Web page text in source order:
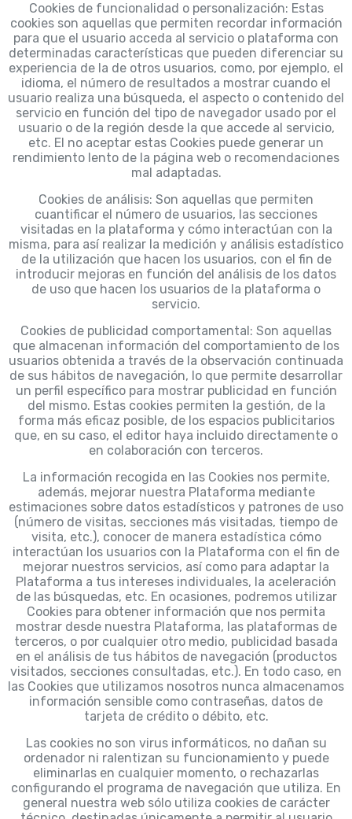
Cookies de funcionalidad o personalización: Estas
cookies son aquellas que permiten recordar información
para que el usuario acceda al servicio o plataforma con
determinadas características que pueden diferenciar su
experiencia de la de otros usuarios, como, por ejemplo, el
idioma, el número de resultados a mostrar cuando el
usuario realiza una búsqueda, el aspecto o contenido del
servicio en función del tipo de navegador usado por el
usuario o de la región desde la que accede al servicio,
etc. El no aceptar estas Cookies puede generar un
rendimiento lento de la página web o recomendaciones
mal adaptadas.
Cookies de análisis: Son aquellas que permiten
cuantificar el número de usuarios, las secciones
visitadas en la plataforma y cómo interactúan con la
misma, para así realizar la medición y análisis estadístico
de la utilización que hacen los usuarios, con el fin de
introducir mejoras en función del análisis de los datos
de uso que hacen los usuarios de la plataforma o
servicio.
Cookies de publicidad comportamental: Son aquellas
que almacenan información del comportamiento de los
usuarios obtenida a través de la observación continuada
de sus hábitos de navegación, lo que permite desarrollar
un perfil específico para mostrar publicidad en función
del mismo. Estas cookies permiten la gestión, de la
forma más eficaz posible, de los espacios publicitarios
que, en su caso, el editor haya incluido directamente o
en colaboración con terceros.
La información recogida en las Cookies nos permite,
además, mejorar nuestra Plataforma mediante
estimaciones sobre datos estadísticos y patrones de uso
(número de visitas, secciones más visitadas, tiempo de
visita, etc.), conocer de manera estadística cómo
interactúan los usuarios con la Plataforma con el fin de
mejorar nuestros servicios, así como para adaptar la
Plataforma a tus intereses individuales, la aceleración
de las búsquedas, etc. En ocasiones, podremos utilizar
Cookies para obtener información que nos permita
mostrar desde nuestra Plataforma, las plataformas de
terceros, o por cualquier otro medio, publicidad basada
en el análisis de tus hábitos de navegación (productos
visitados, secciones consultadas, etc.). En todo caso, en
las Cookies que utilizamos nosotros nunca almacenamos
información sensible como contraseñas, datos de
tarjeta de crédito o débito, etc.
Las cookies no son virus informáticos, no dañan su
ordenador ni ralentizan su funcionamiento y puede
eliminarlas en cualquier momento, o rechazarlas
configurando el programa de navegación que utiliza. En
general nuestra web sólo utiliza cookies de carácter